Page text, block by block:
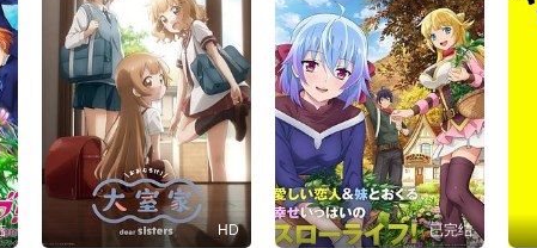
HD 已完结